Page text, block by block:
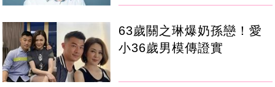
63歲關之琳爆奶孫戀！愛
小36歲男模傳證實